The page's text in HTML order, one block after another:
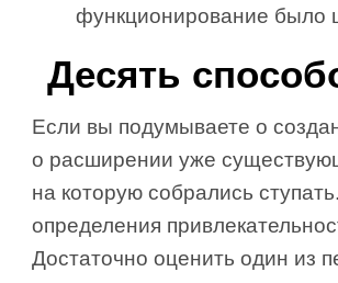
функционирование было
Десять
Если вы подумываете о
о расширении уже
на которую собрались
определения
Достаточно оценить один из